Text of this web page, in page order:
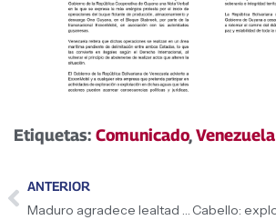
Etiquetas: Comunicado,Venezuela
ANTERIOR
Maduro agradece lealtad del pueblo venezolano